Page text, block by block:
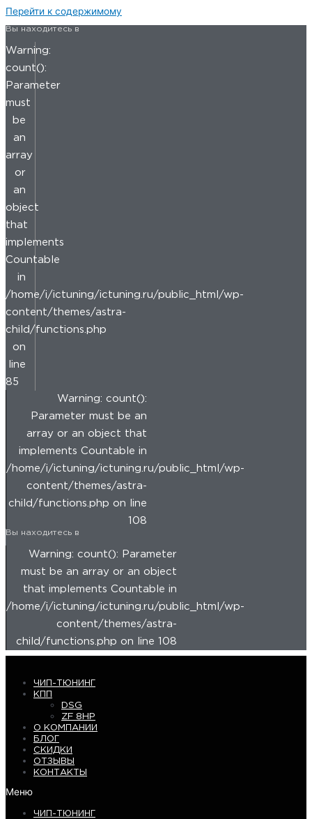
Перейти к содержимому
Вы находитесь в
Warning:
count():
Parameter
must
be
an
array
or
an
object
that
implements
Countable
in
/home/i/ictuning/ictuning.ru/public_html/wp-
content/themes/astra-
child/functions.php
on
line
85
Warning: count():
Parameter must be an
array or an object that
implements Countable in
/home/i/ictuning/ictuning.ru/public_html/wp-
content/themes/astra-
child/functions.php on line
108
Вы находитесь в
Warning: count(): Parameter
must be an array or an object
that implements Countable in
/home/i/ictuning/ictuning.ru/public_html/wp-
content/themes/astra-
child/functions.php on line 108
ЧИП-ТЮНИНГ
КПП
DSG
ZF 8HP
О КОМПАНИИ
БЛОГ
СКИДКИ
ОТЗЫВЫ
КОНТАКТЫ
Меню
ЧИП-ТЮНИНГ